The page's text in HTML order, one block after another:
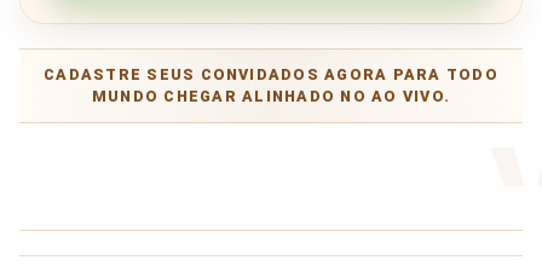
CADASTRE SEUS CONVIDADOS AGORA PARA TODO
MUNDO CHEGAR ALINHADO NO AO VIVO.